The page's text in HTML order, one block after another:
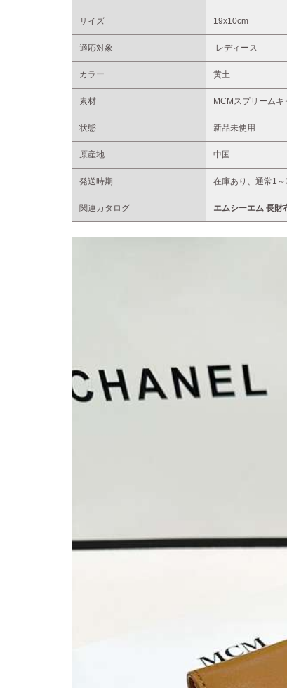
サイズ 19x10cm
適応対象 レディース
カラー 黄土
素材 MCMスプリームキ
状態 新品未使用
原産地 中国
発送時期 在庫あり、通常1
関連カタログ エムシーエム 長財